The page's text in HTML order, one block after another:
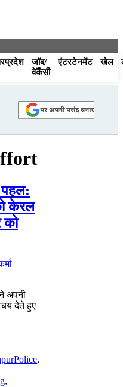
जॉब/
वेकैंसी
एंटरटेनमेंट खेल
पहल:
केरल
को
अपनी
देते हुए
,
,